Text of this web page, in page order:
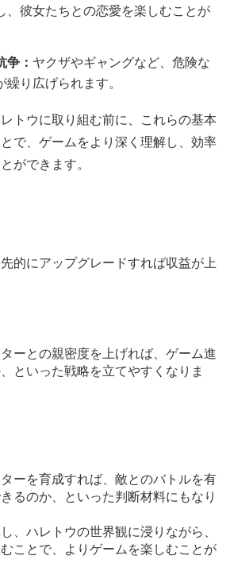
、彼女たちとの恋愛を楽しむことが
争： ヤクザやギャングなど、危険な
繰り広げられます。
トウに取り組む前に、これらの基本
で、ゲームをより深く理解し、効率
ができます。
的にアップグレードすれば収益が上
ーとの親密度を上げれば、ゲーム進
といった戦略を立てやすくなりま
ーを育成すれば、敵とのバトルを有
るのか、といった判断材料にもなり
、ハレトウの世界観に浸りながら、
ことで、よりゲームを楽しむことが